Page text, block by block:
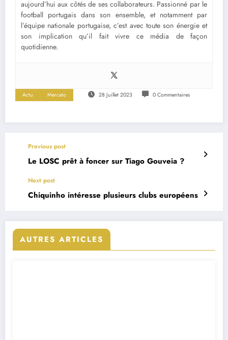
aujourd’hui aux côtés de ses collaborateurs. Passionné par le
football portugais dans son ensemble, et notamment par
l’équipe nationale portugaise, c’est avec toute son énergie et
son implication qu’il fait vivre ce média de façon
quotidienne.
Actu Mercato 28 Juillet 2023 0 Commentaires
Previous post
Le LOSC prêt à foncer sur Tiago Gouveia ?
Next post
Chiquinho intéresse plusieurs clubs européens
AUTRES ARTICLES